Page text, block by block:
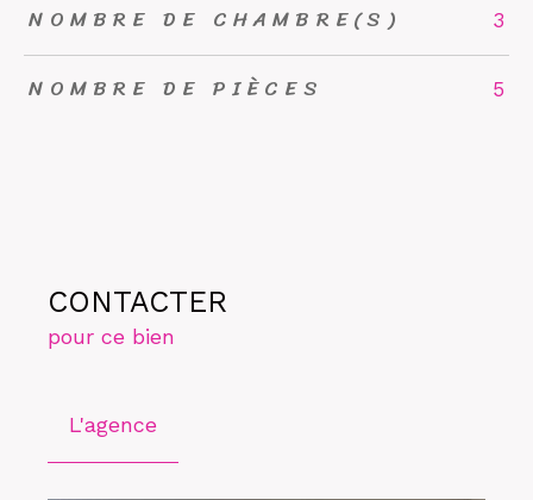
NOMBRE DE CHAMBRE(S) 3
NOMBRE DE PIÈCES 5
CONTACTER
pour ce bien
L'agence